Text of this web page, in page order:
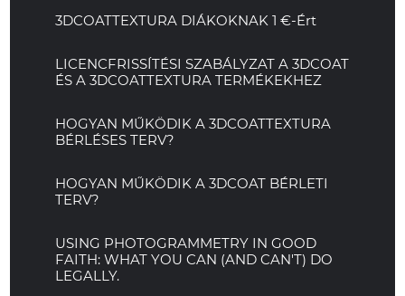
3DCOATTEXTURA DIÁKOKNAK 1 €-Ért
LICENCFRISSÍTÉSI SZABÁLYZAT A 3DCOAT
ÉS A 3DCOATTEXTURA TERMÉKEKHEZ
HOGYAN MŰKÖDIK A 3DCOATTEXTURA
BÉRLÉSES TERV?
HOGYAN MŰKÖDIK A 3DCOAT BÉRLETI
TERV?
USING PHOTOGRAMMETRY IN GOOD
FAITH: WHAT YOU CAN (AND CAN'T) DO
LEGALLY.